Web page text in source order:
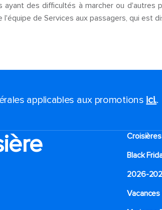
ayant des difficultés à marcher ou
de Services aux passagers, qui est
applicables aux promotions ici..
Black
2026-